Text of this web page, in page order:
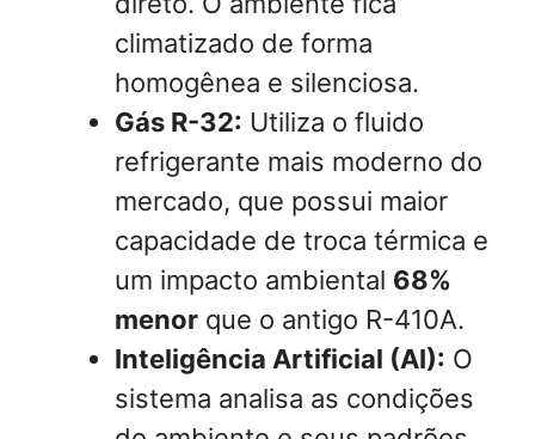
climatizado de forma
homogênea e silenciosa.
Gás R-32: Utiliza o fluido
refrigerante mais moderno do
mercado, que possui maior
capacidade de troca térmica e
um impacto ambiental 68%
menor que o antigo R-410A.
Inteligência Artificial (AI): O
sistema analisa as condições